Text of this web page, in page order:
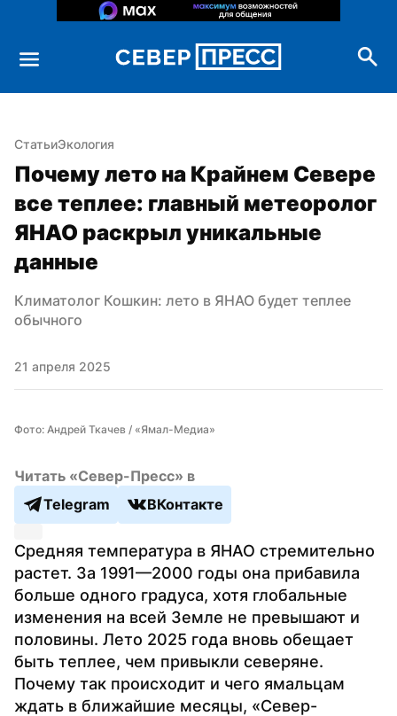
СтатьиЭкология
Почему лето на Крайнем Севере
все теплее: главный метеоролог
ЯНАО раскрыл уникальные
данные
Климатолог Кошкин: лето в ЯНАО будет теплее
обычного
21 апреля 2025
Фото: Андрей Ткачев / «Ямал-Медиа»
Читать «Север-Пресс» в
Telegram
ВКонтакте
Средняя температура в ЯНАО стремительно
растет. За 1991—2000 годы она прибавила
больше одного градуса, хотя глобальные
изменения на всей Земле не превышают и
половины. Лето 2025 года вновь обещает
быть теплее, чем привыкли северяне.
Почему так происходит и чего ямальцам
ждать в ближайшие месяцы, «Север-